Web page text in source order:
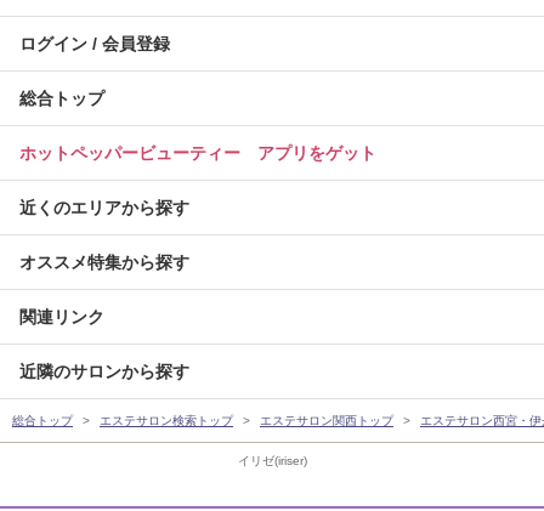
イリゼ(iriser)
ログイン / 会員登録
総合トップ
ホットペッパービューティー アプリをゲット
近くのエリアから探す
オススメ特集から探す
関連リンク
近隣のサロンから探す
総合トップ エステサロン検索トップ エステサロン関西トップ エステサロン西宮・